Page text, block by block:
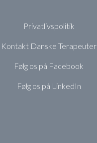
Privatlivspolitik
Kontakt Danske Terapeuter
Følg os på Facebook
Følg os på LinkedIn